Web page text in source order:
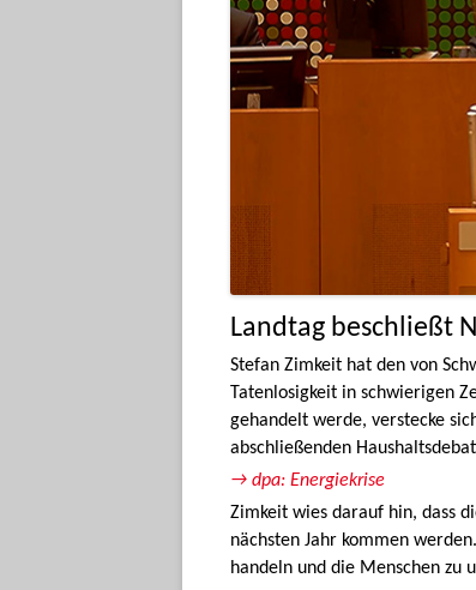
Landtag beschließt
Stefan Zimkeit hat den von
Tatenlosigkeit in schwierigen
gehandelt werde, verstecke
abschließenden
→ dpa: Energiekrise
Zimkeit wies darauf hin, dass
nächsten Jahr kommen
handeln und die Menschen zu